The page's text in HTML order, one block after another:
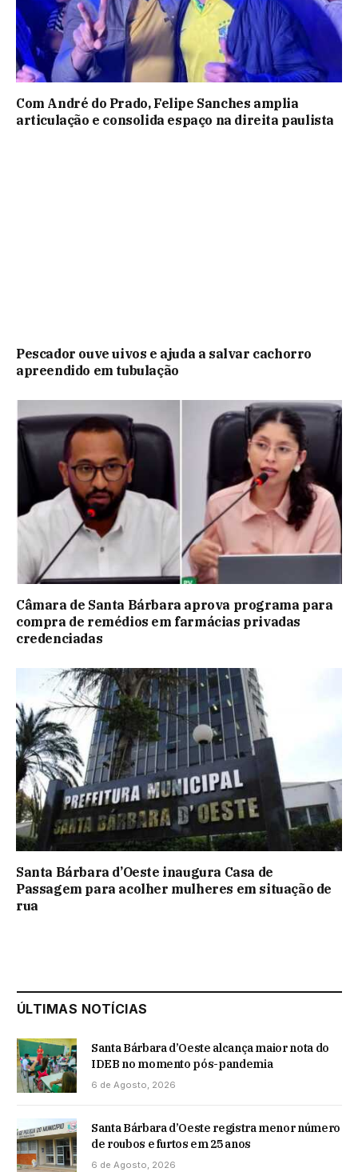
Com André do Prado, Felipe Sanches amplia
articulação e consolida espaço na direita paulista
Pescador ouve uivos e ajuda a salvar cachorro
apreendido em tubulação
Câmara de Santa Bárbara aprova programa para
compra de remédios em farmácias privadas
credenciadas
Santa Bárbara d’Oeste inaugura Casa de
Passagem para acolher mulheres em situação de
rua
ÚLTIMAS NOTÍCIAS
Santa Bárbara d’Oeste alcança maior nota do
IDEB no momento pós-pandemia
6 de Agosto, 2026
Santa Bárbara d’Oeste registra menor número
de roubos e furtos em 25 anos
6 de Agosto, 2026